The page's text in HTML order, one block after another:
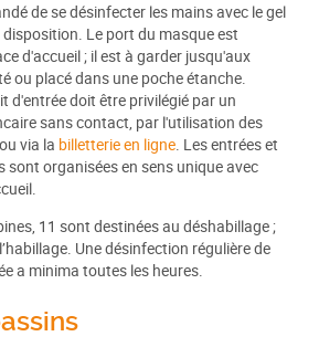
de se désinfecter les mains avec le gel
Le port du masque est
d'accueil ; il est à garder jusqu'aux
ou placé dans une poche étanche.
d'entrée doit être privilégié par un
sans contact, par l'utilisation des
via la billetterie en ligne. Les entrées et
sont organisées en sens unique avec
11 sont destinées au déshabillage ;
Une désinfection régulière de
a minima toutes les heures.